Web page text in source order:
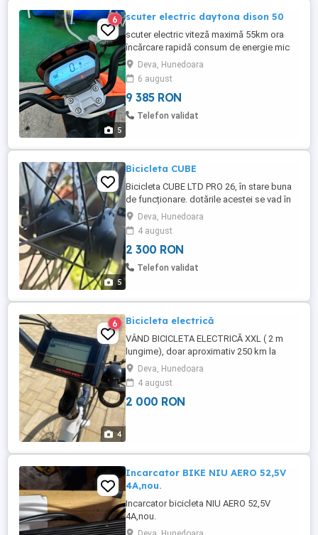
5
6 scuter electric daytona dison 50
scuter electric viteză maximă 55km ora
încărcare rapidă consum de energie mic
motor electric BOSCH
Deva, Hunedoara
6 august
9 385 RON
Telefon validat
5
Bicicleta CUBE
Bicicleta CUBE LTD PRO 26, în stare buna
de funcționare. dotările acestei se vad în
poza, mai multe detalii la telefon
Deva, Hunedoara
4 august
2 300 RON
Telefon validat
4
6 Bicicleta electrică
VÂND BICICLETA ELECTRICĂ XXL ( 2 m
lungime), doar aproximativ 250 km la
bord, achiziționat din USA la prețul de
2500 dolari
Deva, Hunedoara
4 august
2 000 RON
Incarcator BIKE NIU AERO 52,5V
4A,nou.
Incarcator bicicleta NIU AERO 52,5V
4A,nou.